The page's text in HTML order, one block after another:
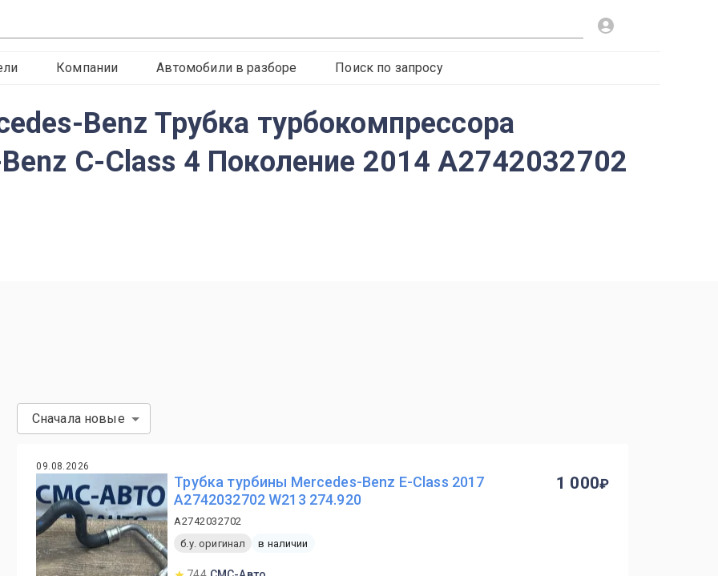
Компании Автомобили в разборе Поиск по запросу
Benz Трубка турбокомпрессора
C-Class 4 Поколение 2014 A2742032702
Сначала новые
09.08.2026
Трубка турбины Mercedes-Benz E-Class 2017
A2742032702 W213 274.920
A2742032702
б.у. оригинал
в наличии
1 000